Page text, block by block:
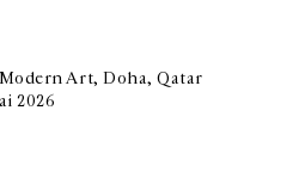
Art, Doha, Qatar
2026